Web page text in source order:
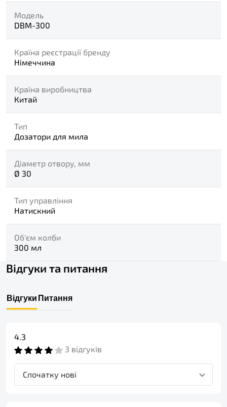
Модель
DBM-300
Країна реєстрації бренду
Німеччина
Країна виробництва
Китай
Тип
Дозатори для мила
Діаметр отвору, мм
Ø 30
Тип управління
Натискний
Об'єм колби
300 мл
Відгуки та питання
Відгуки Питання
4.3
3 відгуків
Спочатку нові